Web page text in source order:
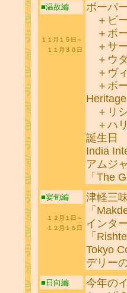
■温故編
ボーパ
＋ビ
＋ボ
＋サ
＋ウ
＋ヴ
＋ボ
＋リ
＋ハ
誕生日
India
アムジ
「The
１１月１５日～
１１月３０日
■宴旬編
津軽三
「
インタ
「
Tokyo
デリー
１２月１日～
１２月１５日
■日向編
今年の